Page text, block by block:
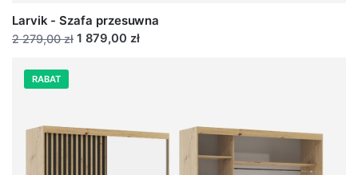
Larvik - Szafa przesuwna
2 279,00 zł 1 879,00 zł
RABAT